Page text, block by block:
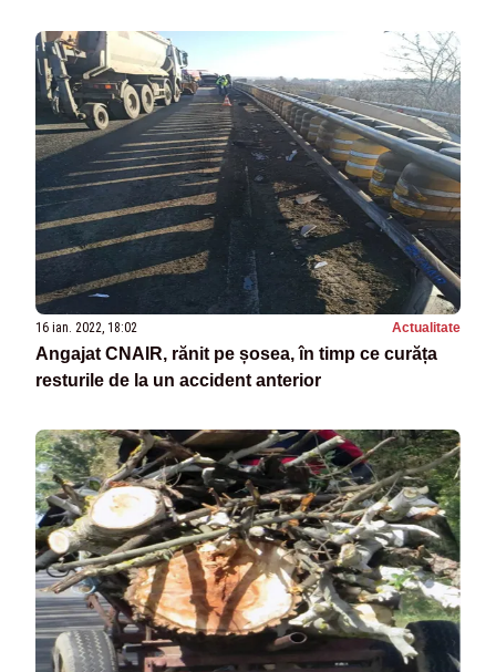
16 ian. 2022, 18:02 Actualitate
Angajat CNAIR, rănit pe șosea, în timp ce curăța
resturile de la un accident anterior